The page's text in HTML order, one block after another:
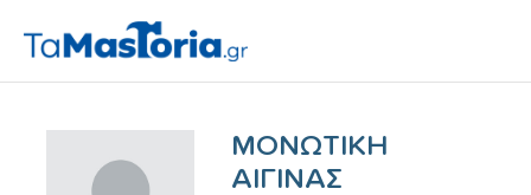
ΜΟΝΩΤΙΚΗ
ΑΙΓΙΝΑΣ